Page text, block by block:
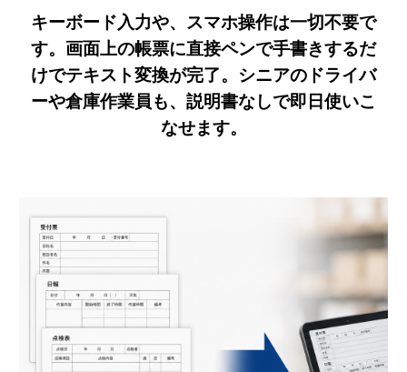
キーボード入力や、スマホ操作は一切不要で
す。画面上の帳票に直接ペンで手書きするだ
けでテキスト変換が完了。シニアのドライバ
ーや倉庫作業員も、説明書なしで即日使いこ
なせます。